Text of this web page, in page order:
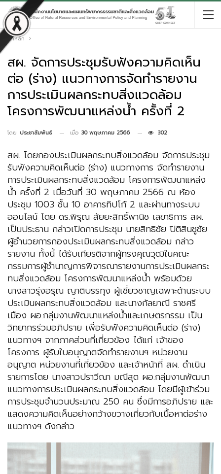
หน้าหลัก
สผ. จัดการประชุมรับฟังความคิดเห็น
ต่อ (ร่าง) แนวทางการจัดทำรายงาน
การประเมินผลกระทบสิ่งแวดล้อม
โครงการพัฒนาแหล่งน้ำ ครั้งที่ 2
โดย ประชาสัมพันธ์ เมื่อ 30 พฤษภาคม 2566 302
สผ. โดยกองประเมินผลกระทบสิ่งแวดล้อม จัดการประชุม
รับฟังความคิดเห็นต่อ (ร่าง) แนวทางการ จัดทำรายงาน
การประเมินผลกระทบสิ่งแวดล้อม โครงการพัฒนาแหล่ง
น้ำ ครั้งที่ 2 เมื่อวันที่ 30 พฤษภาคม 2566 ณ ห้อง
ประชุม 1003 ชั้น 10 อาคารทิปโก้ 2 และผ่านทางระบบ
ออนไลน์ โดย ดร.พิรุณ สัยยะสิทธิ์พานิช เลขาธิการ สผ.
เป็นประธาน กล่าวเปิดการประชุม นายสิทธิชัย ปิติสินชูชัย
ผู้อำนวยการกองประเมินผลกระทบสิ่งแวดล้อม กล่าว
รายงาน ทั้งนี้ ได้รับเกียรติจากผู้ทรงคุณวุฒิในคณะ
กรรมการผู้ชำนาญการพิจารณารายงานการประเมินผลกระ
ทบสิ่งแวดล้อม โครงการพัฒนาแหล่งน้ำ พร้อมด้วย
นางสาวรุ่งอรุณ ญาติบรรทุง ผู้เชี่ยวชาญเฉพาะด้านระบบ
ประเมินผลกระทบสิ่งแวดล้อม และนางกัลยาณี ราชศรี
เมือง ผอ.กลุ่มงานพัฒนาแหล่งน้ำและเกษตรกรรม เป็น
วิทยากรร่วมอภิปราย เพื่อรับฟังความคิดเห็นต่อ (ร่าง)
แนวทางฯ จากภาคส่วนที่เกี่ยวข้อง ได้แก่ เจ้าของ
โครงการ ผู้รับใบอนุญาตจัดทำรายงานฯ หน่วยงาน
อนุญาต หน่วยงานที่เกี่ยวข้อง และเจ้าหน้าที่ สผ. ดำเนิน
รายการโดย นางสาวปราวีณา มณีสุต ผอ.กลุ่มงานพัฒนา
แนวทางการประเมินผลกระทบสิ่งแวดล้อม โดยมีผู้เข้าร่วม
การประชุมจำนวนประมาณ 250 คน ซึ่งมีการอภิปราย และ
แสดงความคิดเห็นอย่างกว้างขวางเกี่ยวกับเนื้อหาต่อร่าง
แนวทางฯ ดังกล่าว